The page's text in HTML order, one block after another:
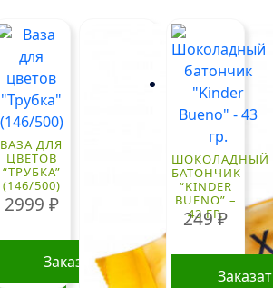
ВАЗА ДЛЯ
ЦВЕТОВ
“ТРУБКА”
(146/500)
2999 ₽
Заказать
ШОКОЛАДНЫЙ
БАТОНЧИК
“KINDER
BUENO” –
43 ГР.
249₽